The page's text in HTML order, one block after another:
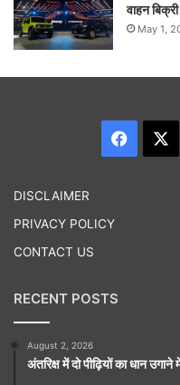
वाहन बिक्री
May 1,
DISCLAIMER
PRIVACY POLICY
CONTACT US
RECENT POSTS
August 2, 2026
अंतरिक्ष में दो पीढ़ियों का धान